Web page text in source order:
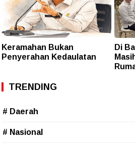
Keramahan Bukan
Penyerahan Kedaulatan
Di
TRENDING
# Daerah
# Nasional